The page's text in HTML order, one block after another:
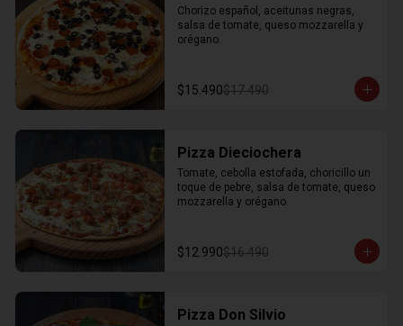
Chorizo español, aceitunas negras,
salsa de tomate, queso mozzarella y
orégano.
$15.490$17.490
Pizza Dieciochera
Tomate, cebolla estofada, choricillo un
toque de pebre, salsa de tomate, queso
mozzarella y orégano.
$12.990$16.490
Pizza Don Silvio